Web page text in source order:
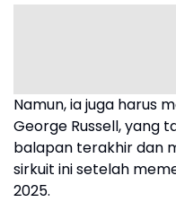
Namun, ia juga harus
George Russell, yang
balapan terakhir dan
sirkuit ini setelah
2025.